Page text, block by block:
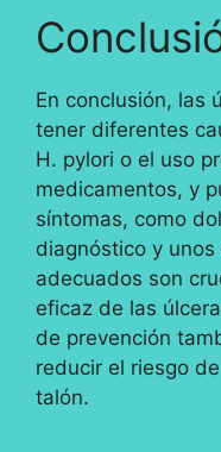
En conclusión, las
tener diferentes
H. pylori o el uso
medicamentos, y
síntomas, como
diagnóstico y
adecuados son
eficaz de las
de prevención
reducir el riesgo
talón.